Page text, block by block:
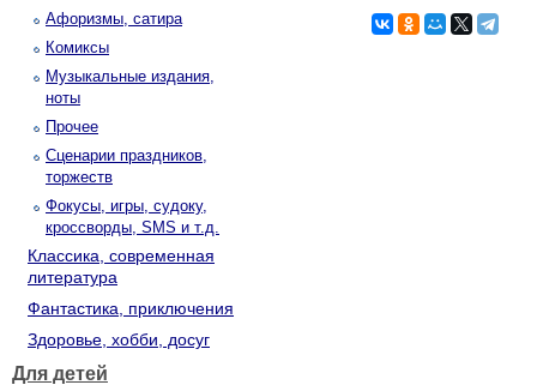
Афоризмы, сатира
Комиксы
Музыкальные издания,
ноты
Прочее
Сценарии праздников,
торжеств
Фокусы, игры, судоку,
кроссворды, SMS и т.д.
Классика, современная
литература
Фантастика, приключения
Здоровье, хобби, досуг
Для детей